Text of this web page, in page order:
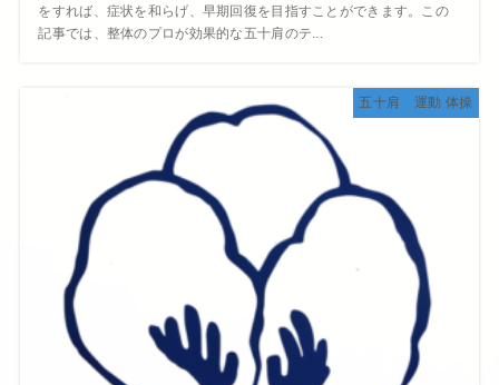
をすれば、症状を和らげ、早期回復を目指すことができます。この
記事では、整体のプロが効果的な五十肩のテ...
五十肩 運動 体操